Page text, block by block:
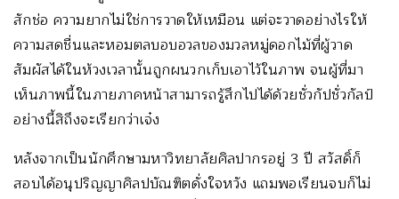
สักช่อ ความยากไม่ใช่การวาดให้เหมือน แต่จะวาดอย่างไรให้
ความสดชื่นและหอมตลบอบอวลของมวลหมู่ดอกไม้ที่ผู้วาด
สัมผัสได้ในห้วงเวลานั้นถูกผนวกเก็บเอาไว้ในภาพ จนผู้ที่มา
เห็นภาพนี้ในภายภาคหน้าสามารถรู้สึกไปได้ด้วยชั่วกัปชั่วกัลป์
อย่างนี้สิถึงจะเรียกว่าเจ๋ง
หลังจากเป็นนักศึกษามหาวิทยาลัยศิลปากรอยู่ 3 ปี สวัสดิ์ก็
สอบได้อนุปริญญาศิลปบัณฑิตดั่งใจหวัง แถมพอเรียนจบก็ไม่